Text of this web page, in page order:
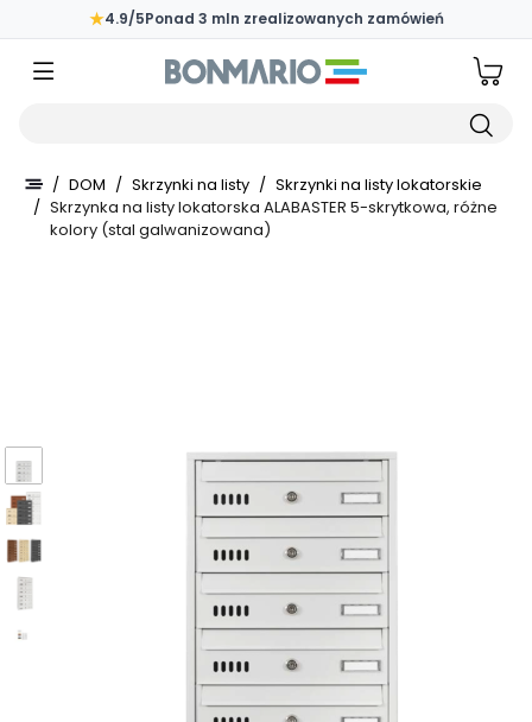
Przejdź do głównej zawartości strony
★4.9/5Ponad 3 mln zrealizowanych zamówień
/ DOM / Skrzynki na listy / Skrzynki na listy lokatorskie
/ Skrzynka na listy lokatorska ALABASTER 5-skrytkowa, różne
kolory (stal galwanizowana)